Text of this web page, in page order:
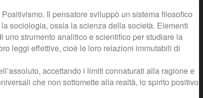
Il pensatore sviluppò un sistema filosofico
sociologia, ossia la scienza della società. Elementi
strumento analitico e scientifico per studiare la
leggi effettive, cioè le loro relazioni immutabili di
accettando i limiti connaturati alla ragione e
che non sottomette alla realtà, lo spirito positivo